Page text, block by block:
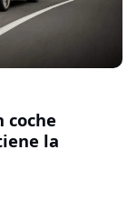
coche
la